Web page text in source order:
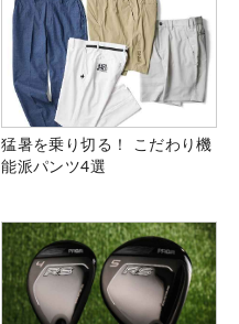
猛暑を乗り切る！ こだわり機
能派パンツ4選